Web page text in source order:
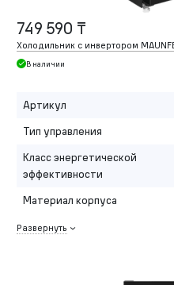
749 590 ₸
Холодильник с инвертором
В наличии
Артикул
Тип управления
Класс энергетической
эффективности
Материал корпуса
Развернуть